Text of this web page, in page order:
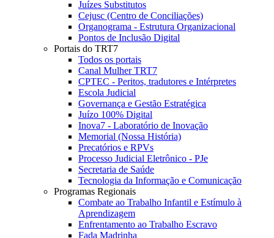
Juízes Substitutos
Cejusc (Centro de Conciliações)
Organograma - Estrutura Organizacional
Pontos de Inclusão Digital
Portais do TRT7
Todos os portais
Canal Mulher TRT7
CPTEC - Peritos, tradutores e Intérpretes
Escola Judicial
Governança e Gestão Estratégica
Juízo 100% Digital
Inova7 - Laboratório de Inovação
Memorial (Nossa História)
Precatórios e RPVs
Processo Judicial Eletrônico - PJe
Secretaria de Saúde
Tecnologia da Informação e Comunicação
Programas Regionais
Combate ao Trabalho Infantil e Estímulo à
Aprendizagem
Enfrentamento ao Trabalho Escravo
Fada Madrinha